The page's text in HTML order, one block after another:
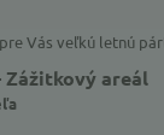
Vás veľkú letnú
Zážitkový areál